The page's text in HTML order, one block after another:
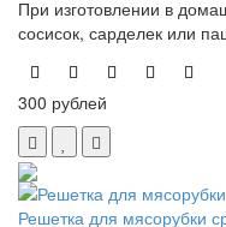
При изготовлении в
сосисок, сарделек или
300 рублей
Решетка для мясорубки